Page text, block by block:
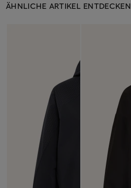
ÄHNLICHE ARTIKEL ENTDECKEN